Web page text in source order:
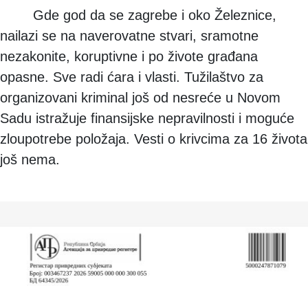
Gde god da se zagrebe i oko Železnice,
nailazi se na naverovatne stvari, sramotne
nezakonite, koruptivne i po živote građana
opasne. Sve radi ćara i vlasti. Tužilaštvo za
organizovani kriminal još od nesreće u Novom
Sadu istražuje finansijske nepravilnosti i moguće
zloupotrebe položaja. Vesti o krivcima za 16 života
još nema.